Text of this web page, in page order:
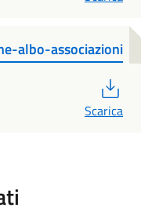
albo-associazioni
Scarica